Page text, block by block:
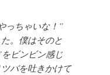
っちゃいな！”
。僕はそのと
ビンビン感じ
バを吐きかけて